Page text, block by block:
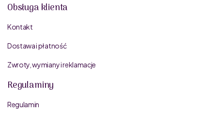
Obsługa klienta
Kontakt
Dostawa i płatność
Zwroty, wymiany i reklamacje
Regulaminy
Regulamin